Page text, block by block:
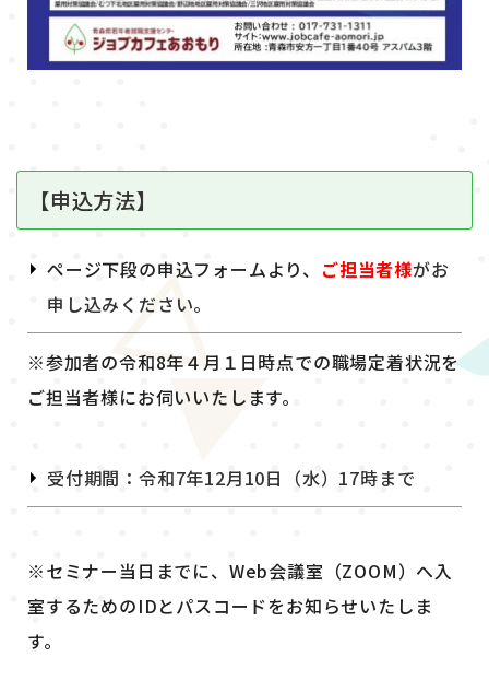
【申込方法】
ページ下段の申込フォームより、 ご担当者様がお
申し込みください。
※参加者の令和8年４月１日時点での職場定着状況を
ご担当者様にお伺いいたし ます。
受付期間： 令和7年12月10日（水）17時まで
※セミナー当日までに、Web会議室（ZOOM）へ入
室するためのIDとパスコードをお知らせいたしま
す。